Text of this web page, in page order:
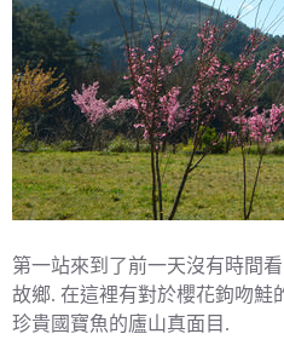
第一站來到了前一天沒有時間
故鄉. 在這裡有對於櫻花鉤吻鮭
珍貴國寶魚的廬山真面目.